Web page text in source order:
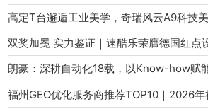
高定T台邂逅工业美学，奇瑞风云A9科技
朗豪：深耕自动化18载，以Know-how赋